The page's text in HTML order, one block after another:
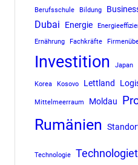
Berufsschule
Bildung
Dubai Energie
Ernährung Fachkräfte
Investition Japan
Korea Kosovo Lettland
Mittelmeerraum Moldau
Rumänien
Technologie